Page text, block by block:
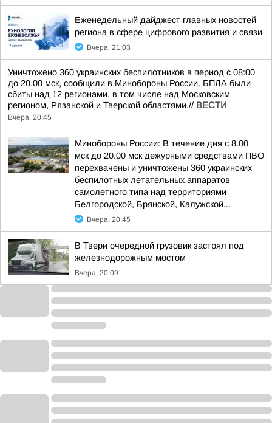
Еженедельный дайджест главных новостей
региона в сфере цифрового развития и связи
Вчера, 21:03
Уничтожено 360 украинских беспилотников в период с 08:00
до 20.00 мск, сообщили в Минобороны России. БПЛА были
сбиты над 12 регионами, в том числе над Московским
регионом, Рязанской и Тверской областями.// ВЕСТИ
Вчера, 20:45
Минобороны России: В течение дня с 8.00
мск до 20.00 мск дежурными средствами ПВО
перехвачены и уничтожены 360 украинских
беспилотных летательных аппаратов
самолетного типа над территориями
Белгородской, Брянской, Калужской...
Вчера, 20:45
В Твери очередной грузовик застрял под
железнодорожным мостом
Вчера, 20:09